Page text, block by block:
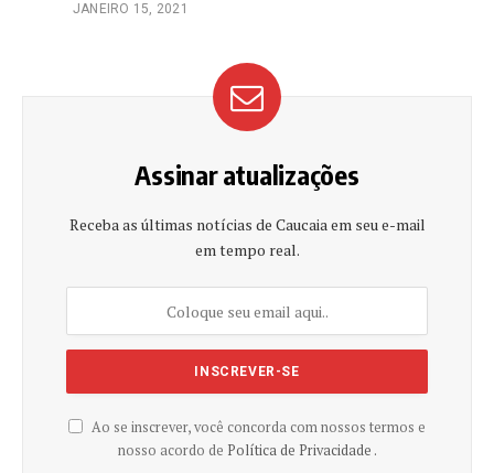
JANEIRO 15, 2021
Assinar atualizações
Receba as últimas notícias de Caucaia em seu e-mail
em tempo real.
Ao se inscrever, você concorda com nossos termos e
nosso acordo de Política de Privacidade .